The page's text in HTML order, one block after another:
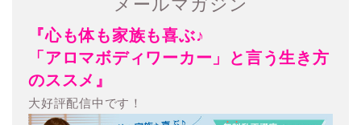
メールマガジン
『心も体も家族も喜ぶ♪
「アロマボディワーカー」と言う生き方
のススメ』
大好評配信中です！